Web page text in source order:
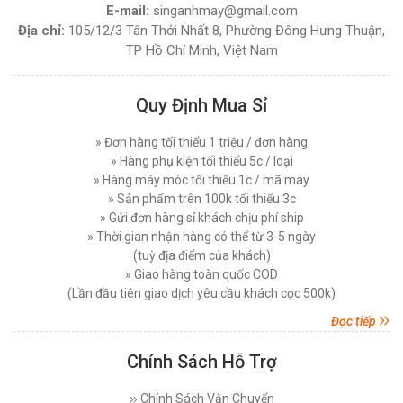
Top 3 Địa Chỉ Cung Cấp Máy Cắt Vải Uy Tín
Nhất Thị Trường Hiện Nay
Thứ bảy, 20/12/2025
Hiệu Quả
Tiêu Chí Lựa Chọn Máy Cắt Vải Cầm Tay Chất
Lượng Phù Hợp
Thứ tư, 10/12/2025
Máy Cắt Vải Mẫu Là Gì ? Loại Nào Tốt Và Giá
Bao Nhiêu Hiện Nay
Thứ bảy, 06/12/2025
Máy Cắt Vải Đứng Loại Nào Tốt ? Top 7 Mẫu Cắt
Vải Đứng Phổ Biến Nhất Hiện Nay
Hướng Dẫn Sử Dụng Máy Cắt Vải Đầu Bàn Chi
Tiết Đúng Cách Hiệu Quả
MÁY CẮT VẢI TAY CẦM CHẠY PIN CHEERING
RCS-125B 5 TỐC ĐỘ CẮT VẢI
Đăng nhập để xem giá sỉ
Giá bán lẻ:
MÁY CẮT VẢI ĐẦU BÀN SIPUBA 108D (NGUYÊN
BỘ)
Đăng nhập để xem giá sỉ
Giá bán lẻ:3.850.000đ
MÁY CẮT VẢI ĐẦU BÀN LEJIANG YJ-108D (
NGUYÊN BỘ )
Đăng nhập để xem giá sỉ
E-mail: singanhmay@gmail.com
Địa chỉ: 105/12/3 Tân Thới Nhất 8, Phường Đông Hưng Thuận,
TP Hồ Chí Minh, Việt Nam
Chính Sách Hỗ Trợ
Chính Sách Vận Chuyển
Quy Định Mua Sỉ
» Đơn hàng tối thiểu 1 triệu / đơn hàng
» Hàng phụ kiện tối thiểu 5c / loại
» Hàng máy móc tối thiểu 1c / mã máy
» Sản phẩm trên 100k tối thiểu 3c
» Gửi đơn hàng sỉ khách chịu phí ship
» Thời gian nhận hàng có thể từ 3-5 ngày
(tuỳ địa điểm của khách)
» Giao hàng toàn quốc COD
(Lần đầu tiên giao dịch yêu cầu khách cọc 500k)
Đọc tiếp